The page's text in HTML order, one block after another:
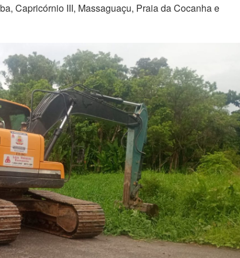
Capricórnio III, Massaguaçu, Praia da Cocanha e